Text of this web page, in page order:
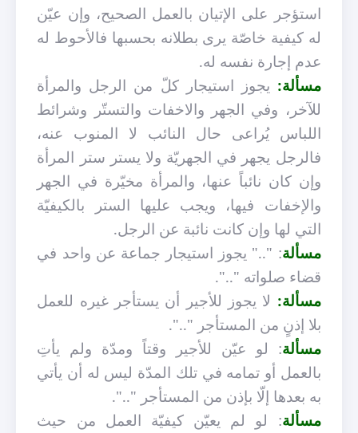
استؤجر على الإتيان بالعمل الصحيح، وإن عيّن
له كيفية خاصّة يرى بطلانه بحسبها فالأحوط له
عدم إجارة نفسه له.
مسألة: يجوز استيجار كلّ من الرجل والمرأة
للآخر، وفي الجهر والاخفات والتستّر وشرائط
اللباس يُراعى حال النائب لا المنوب عنه،
فالرجل يجهر في الجهريّة ولا يستر ستر المرأة
وإن كان نائباً عنها، والمرأة مخيّرة في الجهر
والإخفات فيها، ويجب عليها الستر بالكيفيّة
التي لها وإن كانت نائبة عن الرجل.
مسألة: ".." يجوز استيجار جماعة عن واحد في
قضاء صلواته "..".
مسألة: لا يجوز للأجير أن يستأجر غيره للعمل
بلا إذنٍ من المستأجر "..".
مسألة: لو عيّن للأجير وقتاً ومدّة ولم يأتِ
بالعمل أو تمامه في تلك المدّة ليس له أن يأتي
به بعدها إلّا بإذن من المستأجر "..".
مسألة: لو لم يعيّن كيفيّة العمل من حيث